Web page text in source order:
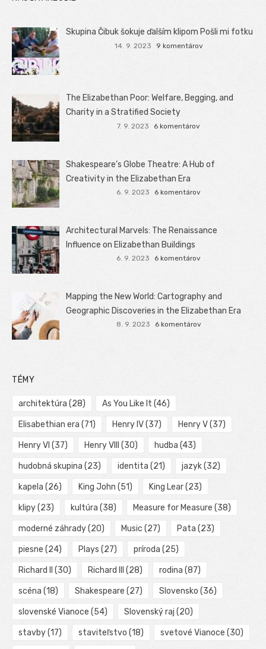
Skupina Čibuk šokuje ďalším klipom Pošli mi fotku
14. 9. 2023 9 komentárov
The Elizabethan Poor: Welfare, Begging, and
Charity in a Stratified Society
7. 9. 2023 6 komentárov
Shakespeare’s Globe Theatre: A Hub of
Creativity in the Elizabethan Era
6. 9. 2023 6 komentárov
Architectural Marvels: The Renaissance
Influence on Elizabethan Buildings
6. 9. 2023 6 komentárov
Mapping the New World: Cartography and
Geographic Discoveries in the Elizabethan Era
8. 9. 2023 6 komentárov
TÉMY
architektúra (28) As You Like It (46)
Elisabethian era (71) Henry IV(37) Henry V(37)
Henry VI (37) Henry VIII (30) hudba (43)
hudobná skupina (23) identita (21) jazyk(32)
kapela (26) King John (51) King Lear(23)
klipy(23) kultúra (38) Measure for Measure (38)
moderné záhrady(20) Music (27) Pata (23)
piesne (24) Plays (27) príroda (25)
Richard II (30) Richard III (28) rodina (87)
scéna (18) Shakespeare (27) Slovensko (36)
slovenské Vianoce (54) Slovenský raj (20)
stavby(17) staviteľstvo (18) svetové Vianoce (30)